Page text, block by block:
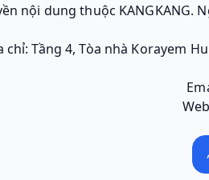
nội dung thuộc KANGKANG.
chỉ: Tầng 4, Tòa nhà Korayem